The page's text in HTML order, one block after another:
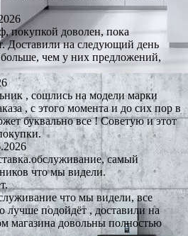
покупкой доволен, пока
Доставили на следующий день
больше, чем у них предложений,
, сошлись на модели марки
, с этого момента и до сих пор в
буквально все ! Советую и этот
самый
что мы видели.
что мы видели, все
лучше подойдёт , доставили на
магазина довольны полностью